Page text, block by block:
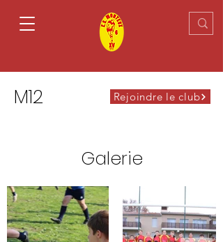
M12 Rejoindre le club
Galerie